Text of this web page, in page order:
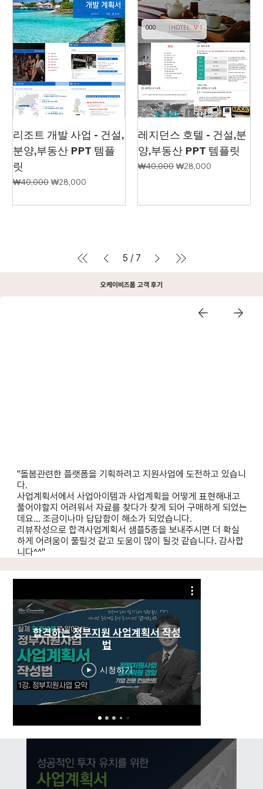
리조트 개발 사업 - 건설,
분양,부동산 PPT 템플
릿
일반가
₩40,000 할인가
₩28,000
레지던스 호텔 - 건설,분
양,부동산 PPT 템플릿
일반가
₩40,000 할인가
₩28,000
5 / 7
합격하는 정부지원 사업계획서 작성
법
시청하기
오케이비즈폼 고객 후기
"돌봄관련한 플랫폼을 기획하려고 지원사업에 도전하고 있습니
다.
사업계획서에서 사업아이템과 사업계획을 어떻게 표현해내고
풀어야할지 어려워서 자료를 찾다가 찾게 되어 구매하게 되었는
데요... 조금이나마 답답함이 해소가 되었습니다.
리뷰작성으로 합격사업계획서 샘플5종을 보내주시면 더 확실
하게 어려움이 풀릴것 같고 도움이 많이 될것 같습니다. 감사합
니다^^"